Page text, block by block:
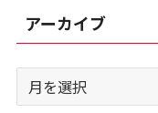
アーカイブ
ー